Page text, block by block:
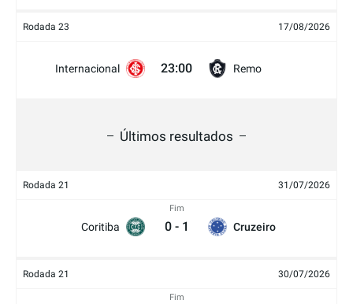
Rodada 23 17/08/2026
Internacional 23:00 Remo
Últimos resultados
Rodada 21 31/07/2026
Coritiba
Fim
0 - 1 Cruzeiro
Rodada 21 30/07/2026
Fim